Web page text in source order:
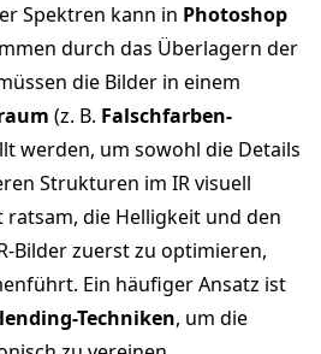
Spektren kann in Photoshop
durch das Überlagern der
die Bilder in einem
(z. B. Falschfarben-
werden, um sowohl die Details
Strukturen im IR visuell
die Helligkeit und den
Bilder zuerst zu optimieren,
Ein häufiger Ansatz ist
Techniken, um die